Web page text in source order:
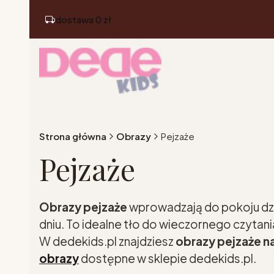
dostawa 0 zł
Strona główna Obrazy Pejzaże
Pejzaże
Obrazy pejzażewprowadzają do pokoju
dniu. To idealne tło do wieczornego
W dedekids.pl znajdziesz obrazy pejzaże
obrazydostępne w sklepie dedekids.pl.